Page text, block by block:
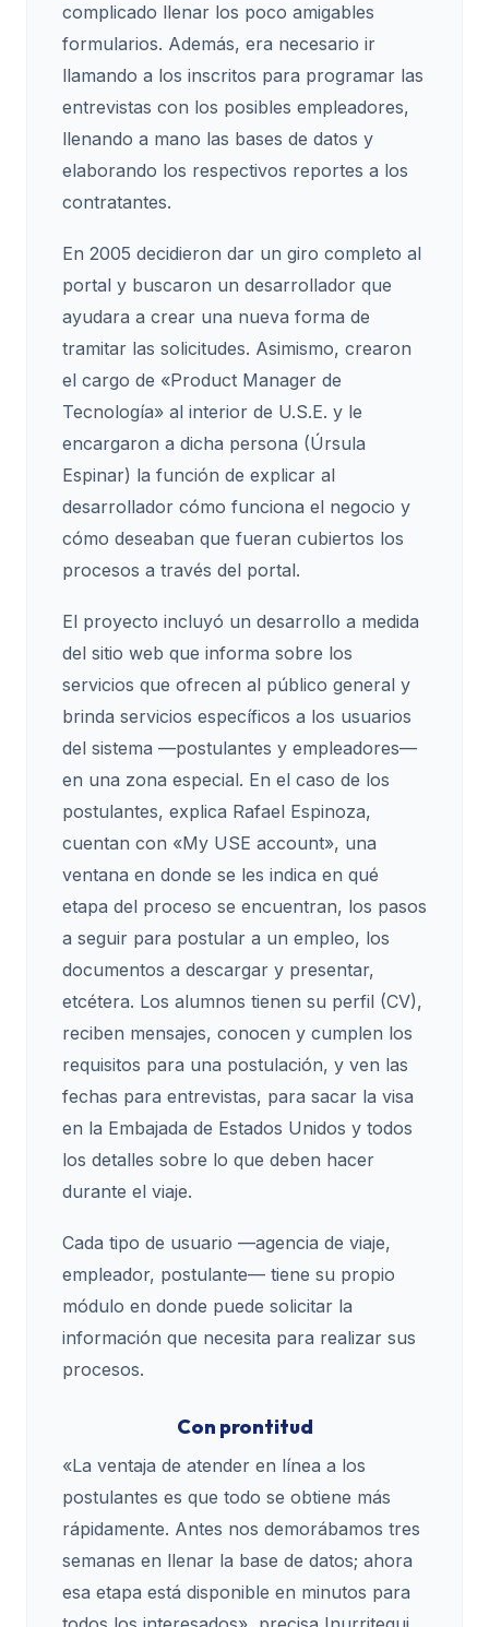
complicado llenar los poco amigables
formularios. Además, era necesario ir
llamando a los inscritos para programar las
entrevistas con los posibles empleadores,
llenando a mano las bases de datos y
elaborando los respectivos reportes a los
contratantes.
En 2005 decidieron dar un giro completo al
portal y buscaron un desarrollador que
ayudara a crear una nueva forma de
tramitar las solicitudes. Asimismo, crearon
el cargo de «Product Manager de
Tecnología» al interior de U.S.E. y le
encargaron a dicha persona (Úrsula
Espinar) la función de explicar al
desarrollador cómo funciona el negocio y
cómo deseaban que fueran cubiertos los
procesos a través del portal.
El proyecto incluyó un desarrollo a medida
del sitio web que informa sobre los
servicios que ofrecen al público general y
brinda servicios específicos a los usuarios
del sistema —postulantes y empleadores—
en una zona especial. En el caso de los
postulantes, explica Rafael Espinoza,
cuentan con «My USE account», una
ventana en donde se les indica en qué
etapa del proceso se encuentran, los pasos
a seguir para postular a un empleo, los
documentos a descargar y presentar,
etcétera. Los alumnos tienen su perfil (CV),
reciben mensajes, conocen y cumplen los
requisitos para una postulación, y ven las
fechas para entrevistas, para sacar la visa
en la Embajada de Estados Unidos y todos
los detalles sobre lo que deben hacer
durante el viaje.
Cada tipo de usuario —agencia de viaje,
empleador, postulante— tiene su propio
módulo en donde puede solicitar la
información que necesita para realizar sus
procesos.
Con prontitud
«La ventaja de atender en línea a los
postulantes es que todo se obtiene más
rápidamente. Antes nos demorábamos tres
semanas en llenar la base de datos; ahora
esa etapa está disponible en minutos para